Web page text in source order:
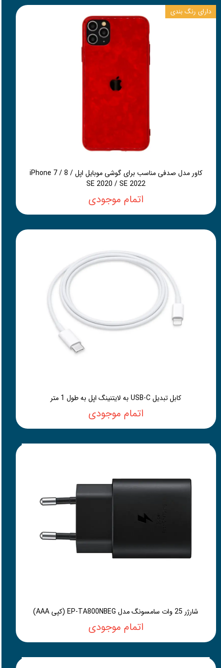
کاور مدل صدفی مناسب برای گوشی موبایل اپل iPhone 7 / 8 /
SE 2020 / SE 2022
اتمام موجودی
دارای رنگ بندی
کابل تبدیل USB-C به لایتنینگ اپل به طول 1 متر
اتمام موجودی
شارژر 25 وات سامسونگ مدل EP-TA800NBEG (کپی AAA)
اتمام موجودی